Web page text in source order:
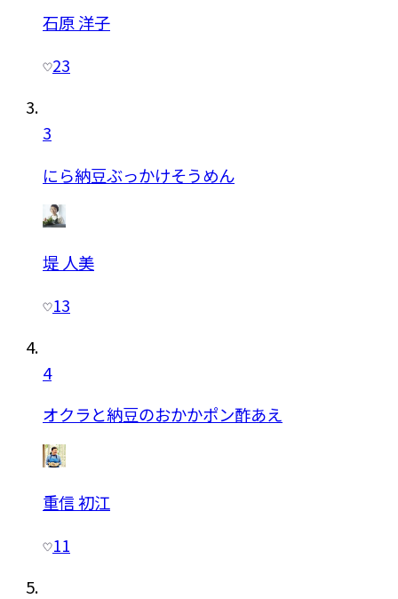
石原 洋子
23
3
にら納豆ぶっかけそうめん
堤 人美
13
4
オクラと納豆のおかかポン酢あえ
重信 初江
11